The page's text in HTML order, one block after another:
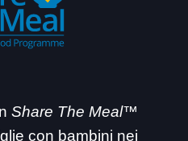
Share The Meal™
con bambini nei